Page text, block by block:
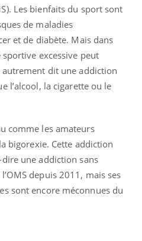
Les bienfaits du sport sont
de maladies
et de diabète. Mais dans
excessive peut
dit une addiction
l’alcool, la cigarette ou le
comme les amateurs
bigorexie. Cette addiction
une addiction sans
depuis 2011, mais ses
sont encore méconnues du